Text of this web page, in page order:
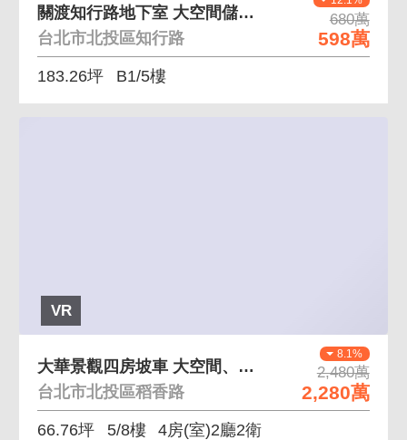
680萬
598萬
關渡知行路地下室 大空間儲藏室
台北市北投區知行路
183.26坪 B1/5樓
VR
8.1%
2,480萬
2,280萬
大華景觀四房坡車 大空間、關渡平原景觀
台北市北投區稻香路
66.76坪 5/8樓 4房(室)2廳2衛